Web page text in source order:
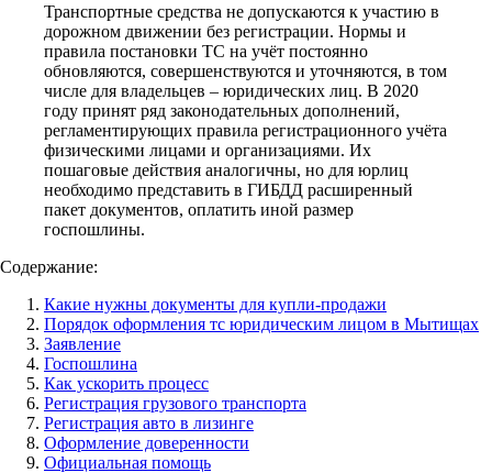
Транспортные средства не допускаются к участию в
дорожном движении без регистрации. Нормы и
правила постановки ТС на учёт постоянно
обновляются, совершенствуются и уточняются, в том
числе для владельцев – юридических лиц. В 2020
году принят ряд законодательных дополнений,
регламентирующих правила регистрационного учёта
физическими лицами и организациями. Их
пошаговые действия аналогичны, но для юрлиц
необходимо представить в ГИБДД расширенный
пакет документов, оплатить иной размер
госпошлины.
Содержание:
Какие нужны документы для купли-продажи
Порядок оформления тс юридическим лицом в Мытищах
Заявление
Госпошлина
Как ускорить процесс
Регистрация грузового транспорта
Регистрация авто в лизинге
Оформление доверенности
Официальная помощь